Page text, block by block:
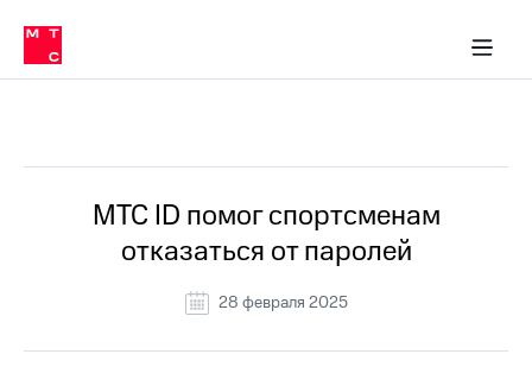
Медиа-центр
и акционерам
Устойчивое развитие
Комплаенс и деловая этика
компании
Карьера
История
компании
Руководство
в МТС
Пресс-
релизы
о технологиях
МТС ID помог спортсменам
отказаться от паролей
28 февраля 2025